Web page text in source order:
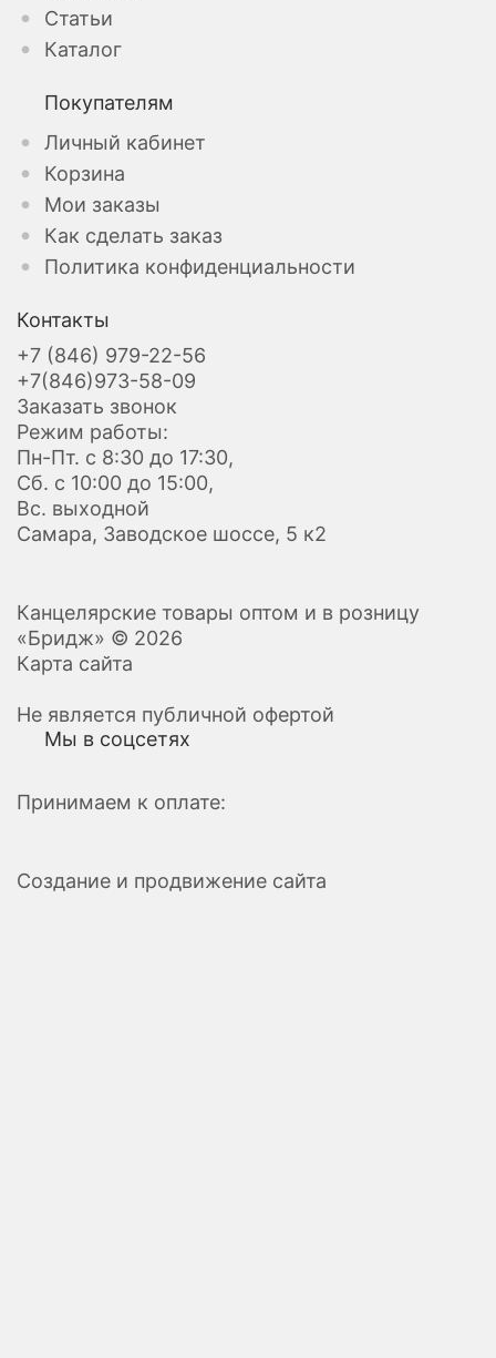
Статьи
Каталог
Покупателям
Личный кабинет
Корзина
Мои заказы
Как сделать заказ
Политика конфиденциальности
Контакты
+7 (846) 979-22-56
+7(846)973-58-09
Заказать звонок
Режим работы:
Пн-Пт. с 8:30 до 17:30,
Сб. с 10:00 до 15:00,
Вс. выходной
Самара, Заводское шоссе, 5 к2
Канцелярские товары оптом и в розницу
«Бридж» © 2026
Карта сайта
Не является публичной офертой
Мы в соцсетях
Принимаем к оплате:
Создание и продвижение сайта